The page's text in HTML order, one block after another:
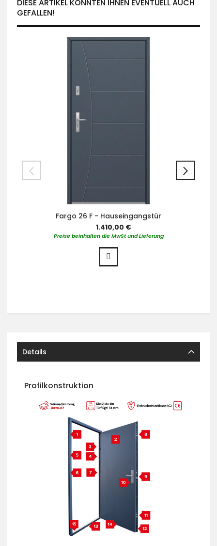
DIESE ARTIKEL KÖNNTEN IHNEN EVENTUELL AUCH
GEFALLEN!
Fargo 26 F - Hauseingangstür
1.410,00 €
Preise beinhalten die MwSt und Lieferung
Details